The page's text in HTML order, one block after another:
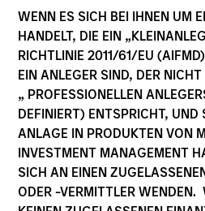
WENN ES SICH BEI IHNEN UM
HANDELT, DIE EIN
RICHTLINIE 2011/61/EU
EIN ANLEGER SIND, DER
„ PROFESSIONELLEN
DEFINIERT) ENTSPRICHT, UND
ANLAGE IN PRODUKTEN VON
INVESTMENT MANAGEMENT
SICH AN EINEN
ODER -VERMITTLER WENDEN.